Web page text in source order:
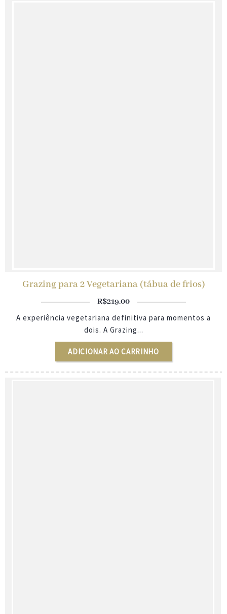
Grazing para 2 Vegetariana (tábua de frios)
R$219.00
A experiência vegetariana definitiva para momentos a
dois. A Grazing...
ADICIONAR AO CARRINHO